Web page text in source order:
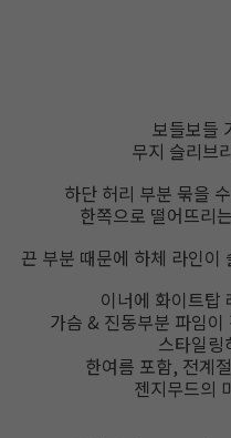
보들보들
무지 슬리브
하단 허리 부분 묶을
한쪽으로 떨어뜨리
끈 부분 때문에 하체 라인이
이너에 화이트탑
가슴 & 진동부분 파임
스타일링
한여름 포함, 전계
젠지무드의